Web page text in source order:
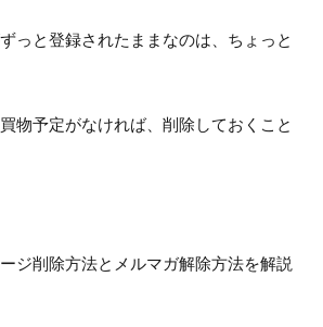
っと登録されたままなのは、ちょっと
物予定がなければ、削除しておくこと
ジ削除方法とメルマガ解除方法を解説